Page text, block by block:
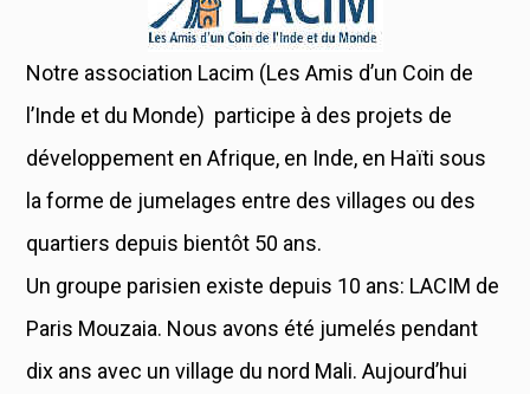
Notre association Lacim (Les Amis d’un Coin de
l’Inde et du Monde) participe à des projets de
développement en Afrique, en Inde, en Haïti sous
la forme de jumelages entre des villages ou des
quartiers depuis bientôt 50 ans.
Un groupe parisien existe depuis 10 ans: LACIM de
Paris Mouzaia. Nous avons été jumelés pendant
dix ans avec un village du nord Mali. Aujourd’hui